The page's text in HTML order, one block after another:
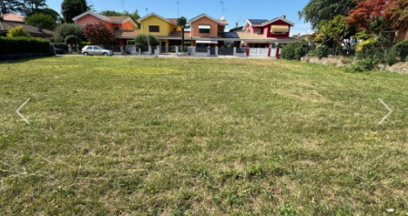
CHI
SIAMO
IMMOBILI
SERVIZI
Vendita
Affitto
Scegli
dove
cercare